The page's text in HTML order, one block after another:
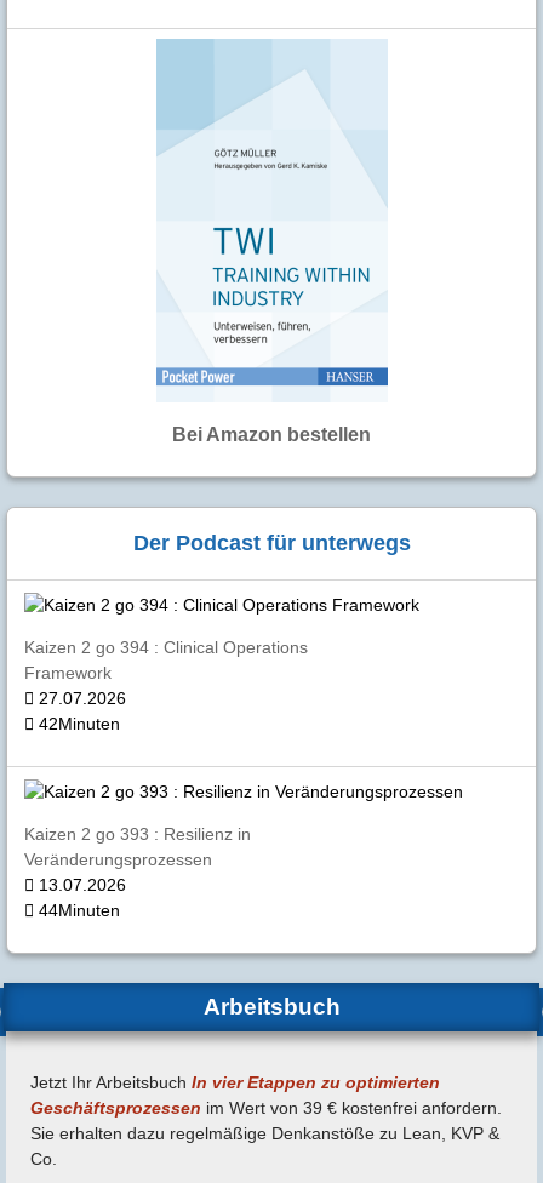
Bei Amazon bestellen
Der Podcast für unterwegs
Kaizen 2 go 394 : Clinical Operations
Framework
27.07.2026
42Minuten
Kaizen 2 go 393 : Resilienz in
Veränderungsprozessen
13.07.2026
44Minuten
Arbeitsbuch
Jetzt Ihr Arbeitsbuch In vier Etappen zu optimierten
Geschäfts­prozessen im Wert von 39 € kostenfrei anfordern.
Sie erhalten dazu regel­mäßige Denk­anstöße zu Lean, KVP &
Co.